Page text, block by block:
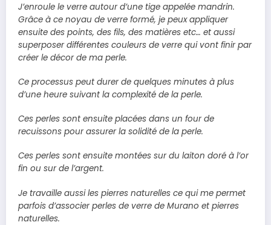
J’enroule le verre autour d’une tige appelée mandrin.
Grâce à ce noyau de verre formé, je peux appliquer
ensuite des points, des fils, des matières etc… et aussi
superposer différentes couleurs de verre qui vont finir par
créer le décor de ma perle.
Ce processus peut durer de quelques minutes à plus
d’une heure suivant la complexité de la perle.
Ces perles sont ensuite placées dans un four de
recuissons pour assurer la solidité de la perle.
Ces perles sont ensuite montées sur du laiton doré à l’or
fin ou sur de l’argent.
Je travaille aussi les pierres naturelles ce qui me permet
parfois d’associer perles de verre de Murano et pierres
naturelles.